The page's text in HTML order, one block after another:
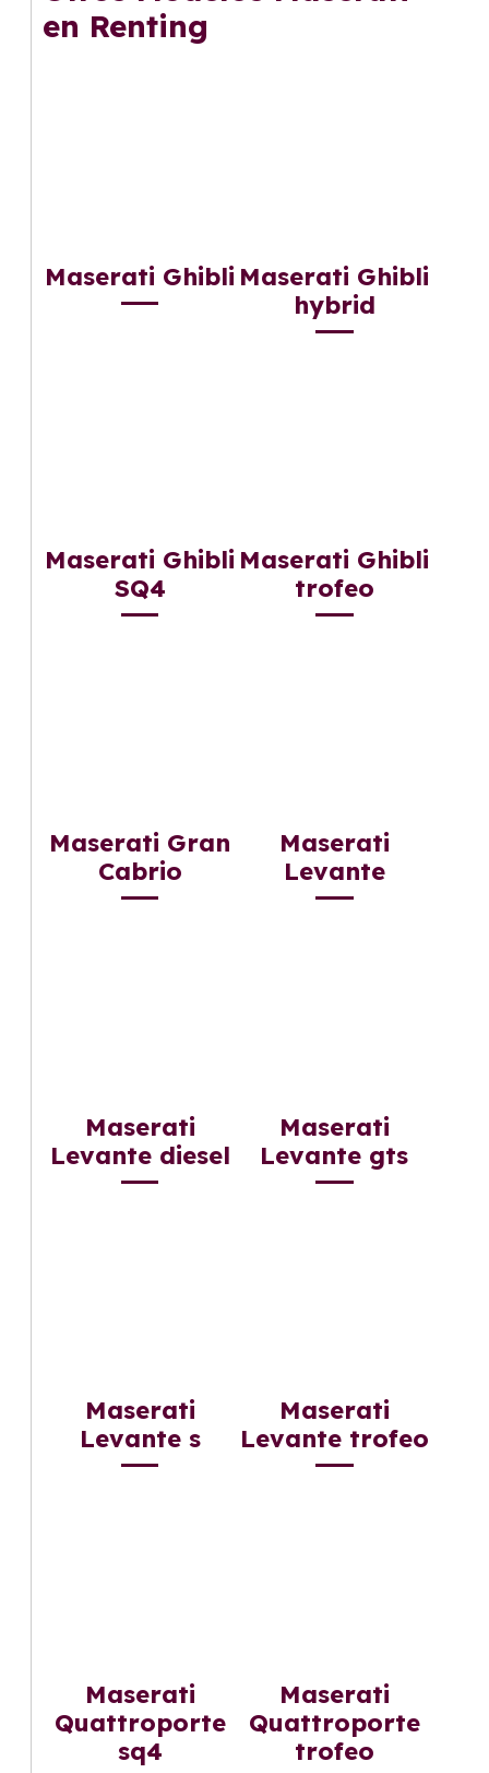
en Renting
Maserati Ghibli Maserati Ghibli
hybrid
Maserati Ghibli
SQ4
Maserati Ghibli
trofeo
Maserati Gran
Cabrio
Maserati
Levante
Maserati
Levante diesel
Maserati
Levante gts
Maserati
Levante s
Maserati
Levante trofeo
Maserati
Quattroporte
sq4
Maserati
Quattroporte
trofeo